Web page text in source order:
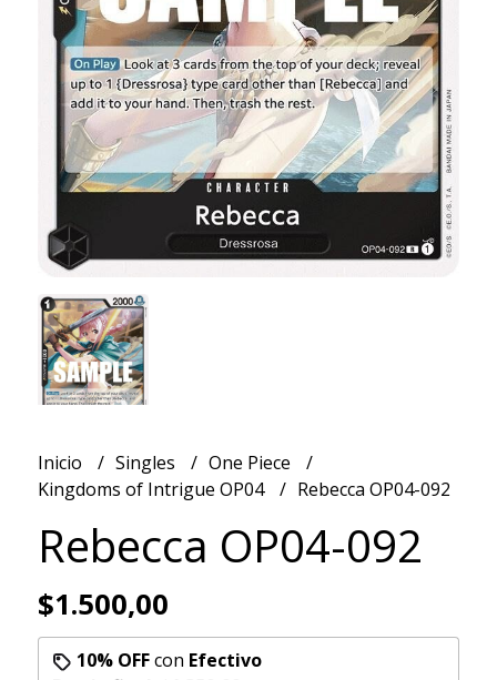
Inicio Singles
One Piece
Kingdoms of Intrigue OP04
Rebecca OP04-092
Rebecca OP04-092
$1.500,00
10% OFFcon Efectivo